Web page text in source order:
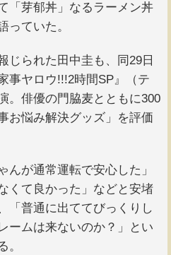
「芽郁丼」なるラーメン丼
っていた。
られた田中圭も、同29日
事ヤロウ!!!2時間SP』（テ
。俳優の門脇麦とともに300
お悩み解決グッズ」を評価
が通常運転で安心した」
くて良かった」などと安堵
「普通に出ててびっくりし
ームは来ないのか？」とい
。